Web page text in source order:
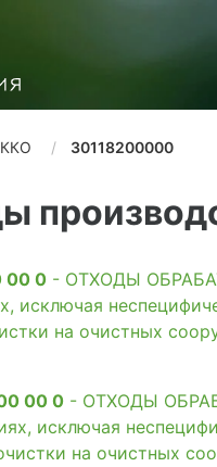
30118200000
00 0 - ОТХОДЫ
исключая
на очистных
00 0 - ОТХОДЫ
исключая
на очистных